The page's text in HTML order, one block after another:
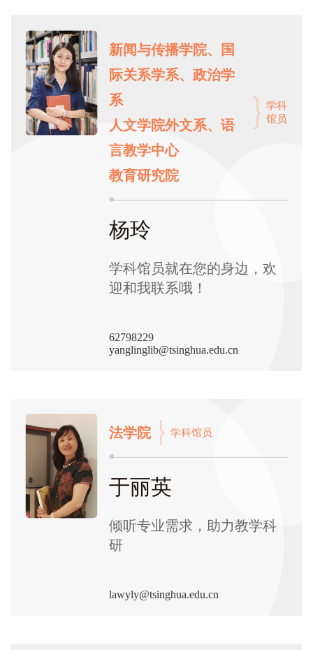
新闻与传播学院、国
际关系学系、政治学
系
人文学院外文系、语
言教学中心
教育研究院
学科
馆员
杨玲
学科馆员就在您的身边，欢
迎和我联系哦！
62798229
yanglinglib@tsinghua.edu.cn
法学院 学科馆员
于丽英
倾听专业需求，助力教学科
研
lawyly@tsinghua.edu.cn